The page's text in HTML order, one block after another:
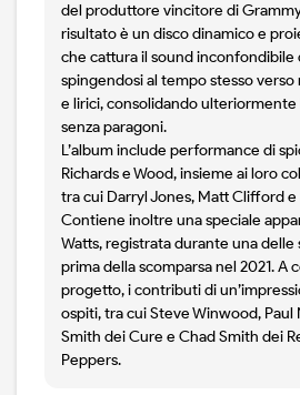
del produttore vincitore di
risultato è un disco dinamico e
che cattura il sound inconfondibile
spingendosi al tempo stesso
e lirici, consolidando ulteriormente
senza paragoni.
L’album include performance di
Richards e Wood, insieme ai loro
tra cui Darryl Jones, Matt Clifford
Contiene inoltre una speciale
Watts, registrata durante una delle
prima della scomparsa nel 2021. A
progetto, i contributi di
ospiti, tra cui Steve Winwood,
Smith dei Cure e Chad Smith dei
Peppers.